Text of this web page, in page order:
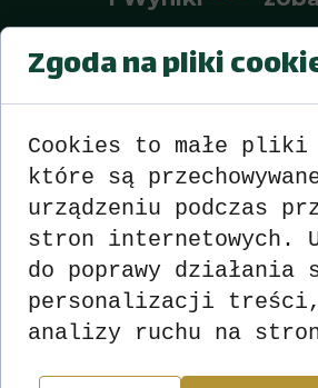
2 Wyniki >>>
4 Wyniki>>>
5 Wyniki>>>
6 Wyniki>>>
7 Wyniki >>>
8 Wyniki >>>
Zgoda na pliki
Cookies to małe pliki
które są
urządzeniu podczas
stron internetowych.
do poprawy działania
personalizacji
analizy ruchu na